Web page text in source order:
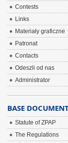
Contests
Links
Materiały graficzne
Patronat
Contacts
Odeszli od nas
Administrator
BASE
Statute of ZPAP
The Regulations